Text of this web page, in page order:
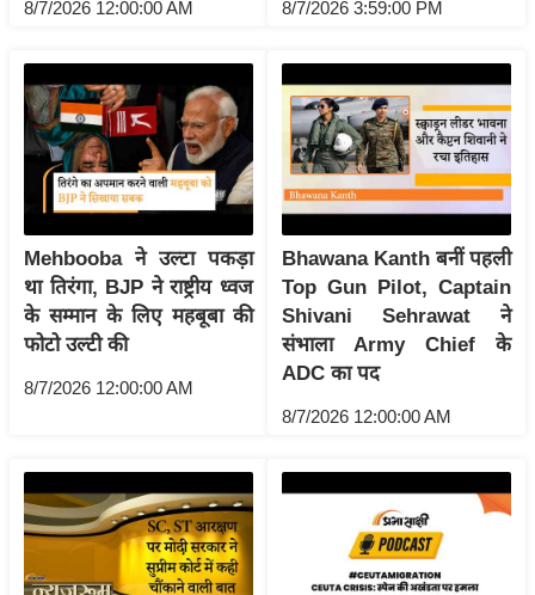
नु
स्खे
प
र्य
स्थ
ल
फि
ट
ने
त्रा
रि
श
8/7/2026 12:00:00 AM 8/7/2026 3:59:00 PM
Mehbooba ने उल्टा पकड़ा
था तिरंगा, BJP ने राष्ट्रीय ध्वज
के सम्मान के लिए महबूबा की
फोटो उल्टी की
8/7/2026 12:00:00 AM
Bhawana Kanth बनीं पहली
Top Gun Pilot, Captain
Shivani Sehrawat ने
संभाला Army Chief के
ADC का पद
8/7/2026 12:00:00 AM